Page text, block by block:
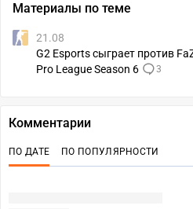
Материалы по теме
21.08
G2 Esports сыграет против
Pro League Season 6
3
Комментарии
ПО ДАТЕ ПО ПОПУЛЯРНОСТИ